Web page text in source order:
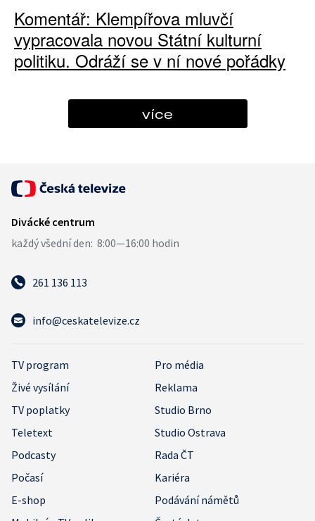
Komentář: Klempířova mluvčí
vypracovala novou Státní kulturní
politiku. Odráží se v ní nové pořádky
více
261 136 113
info@ceskatelevize.cz
TV program
Pro média
Živé vysílání
Reklama
TV poplatky
Studio Brno
Teletext
Studio Ostrava
Podcasty
Rada ČT
Počasí
Kariéra
E-shop
Podávání námětů